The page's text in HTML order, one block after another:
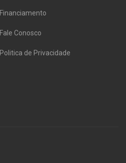
Financiamento
Fale Conosco
Politica de Privacidade